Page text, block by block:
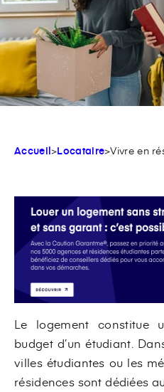
Accueil>Locataire>Vivre en
Le logement constitue
budget d’un étudiant.
villes étudiantes ou les
résidences sont dédiées